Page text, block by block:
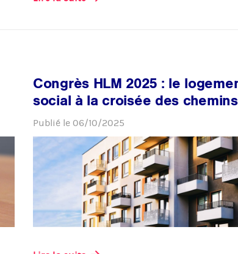
Congrès HLM 2025 : le
social à la croisée des chemins
Publié le 06/10/2025